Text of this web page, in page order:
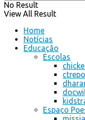
No Result
View All Result
Home
Notícias
Educação
Escolas
Espaço